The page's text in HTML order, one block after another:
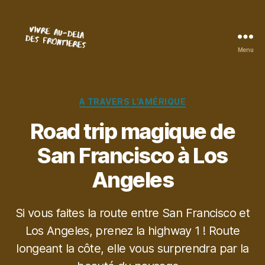
Menu
Catégories
A TRAVERS L'AMÉRIQUE
Road trip magique de
San Francisco à Los
Angeles
Si vous faites la route entre San Francisco et
Los Angeles, prenez la highway 1 ! Route
longeant la côte, elle vous surprendra par la